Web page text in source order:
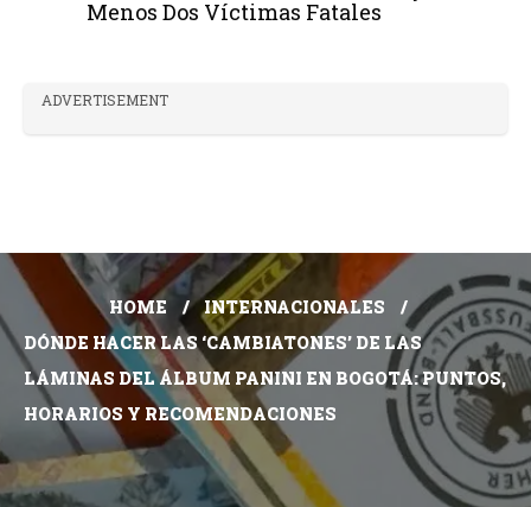
Menos Dos Víctimas Fatales
ADVERTISEMENT
HOME
INTERNACIONALES
DÓNDE HACER LAS ‘CAMBIATONES’ DE LAS
LÁMINAS DEL ÁLBUM PANINI EN BOGOTÁ: PUNTOS,
HORARIOS Y RECOMENDACIONES